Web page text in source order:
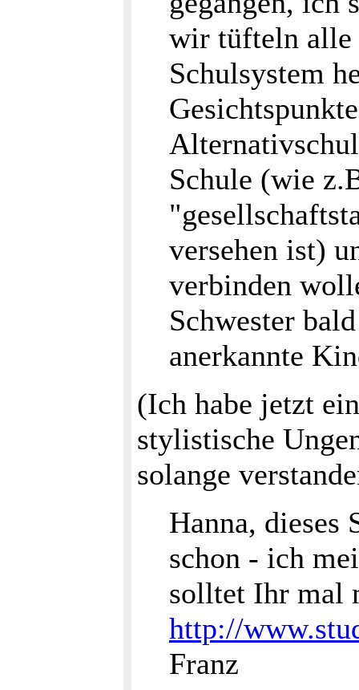
wir tüfteln alle
Schulsystem
Schule (wie
versehen ist)
verbinden
Schwester
anerkannte
(Ich habe jetzt
stylistische
solange
Hanna, dieses
schon - ich
solltet Ihr
http://
Franz